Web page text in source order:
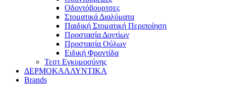
Οδοντόβουρτσες
Στοματικά Διαλύματα
Παιδική Στοματική Περιποίηση
Προστασία Δοντίων
Προστασία Ούλων
Ειδική Φροντίδα
Τεστ Εγκυμοσύνης
ΔΕΡΜΟΚΑΛΛΥΝΤΙΚΑ
Brands